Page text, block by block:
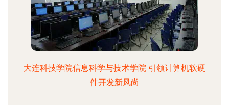
大连科技学院信息科学与技术学院 引领计算机软硬
件开发新风尚